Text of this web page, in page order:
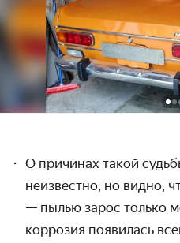
О причинах такой
неизвестно, но видно,
— пылью зарос только
коррозия появилась